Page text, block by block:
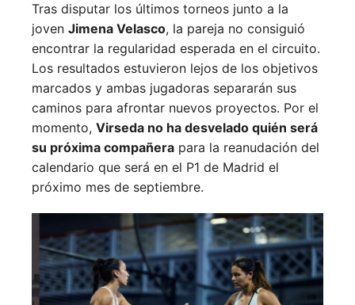
Tras disputar los últimos torneos junto a la
joven Jimena Velasco, la pareja no consiguió
encontrar la regularidad esperada en el circuito.
Los resultados estuvieron lejos de los objetivos
marcados y ambas jugadoras separarán sus
caminos para afrontar nuevos proyectos. Por el
momento, Virseda no ha desvelado quién será
su próxima compañera para la reanudación del
calendario que será en el P1 de Madrid el
próximo mes de septiembre.